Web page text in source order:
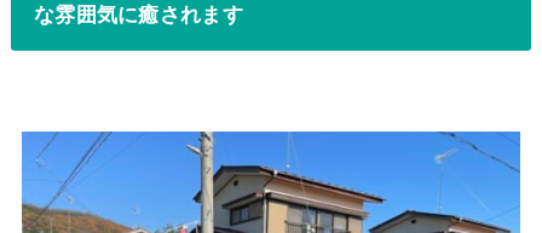
な雰囲気に癒されます